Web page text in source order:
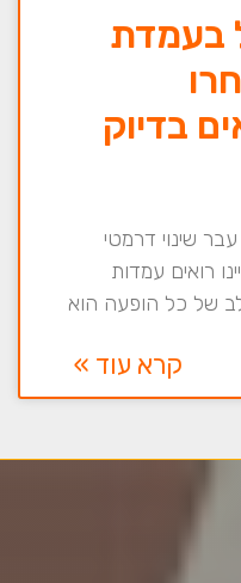
בעמדת
בדיוק
שינוי דרמטי
רואים עמדות
של כל הופעה הוא
קרא עוד »